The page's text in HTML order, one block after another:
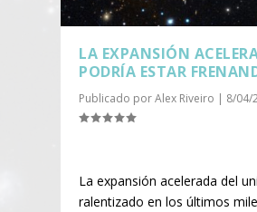
LA EXPANSIÓN
PODRÍA ESTAR
Publicado porAlex Riveiro | 8/04/
La expansión acelerada del
ralentizado en los últimos